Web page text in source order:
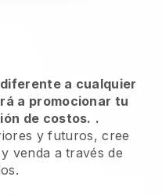
a cualquier
a promocionar tu
de costos. .
y futuros, cree
venda a través de